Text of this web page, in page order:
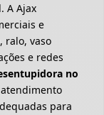
A Ajax
e
ralo, vaso
e redes
no
atendimento
para